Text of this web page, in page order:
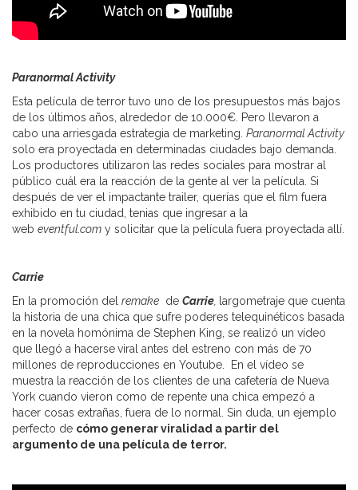
Paranormal Activity
Esta película de terror tuvo uno de los presupuestos más bajos
de los últimos años, alrededor de 10.000€. Pero llevaron a
cabo una arriesgada estrategia de marketing. Paranormal Activity
solo era proyectada en determinadas ciudades bajo demanda.
Los productores utilizaron las redes sociales para mostrar al
público cuál era la reacción de la gente al ver la película. Si
después de ver el impactante trailer, querías que el film fuera
exhibido en tu ciudad, tenias que ingresar a la
web eventful.com y solicitar que la película fuera proyectada allí.
Carrie
En la promoción del remake de Carrie, largometraje que cuenta
la historia de una chica que sufre poderes telequinéticos basada
en la novela homónima de Stephen King, se realizó un vídeo
que llegó a hacerseviral antes del estreno con más de 70
millones de reproducciones en Youtube. En el vídeo se
muestra la reacción de los clientes de una cafetería de Nueva
York cuando vieron como de repente una chica empezó a
hacer cosas extrañas, fuera de lo normal. Sin duda, un ejemplo
perfecto de cómo generar viralidad a partir del
argumento de una película de terror.